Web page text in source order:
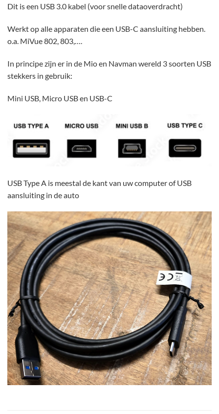
Dit is een USB 3.0 kabel (voor snelle dataoverdracht)
Werkt op alle apparaten die een USB-C aansluiting hebben.
o.a. MiVue 802, 803,….
In principe zijn er in de Mio en Navman wereld 3 soorten USB
stekkers in gebruik:
Mini USB, Micro USB en USB-C
USB Type A is meestal de kant van uw computer of USB
aansluiting in de auto